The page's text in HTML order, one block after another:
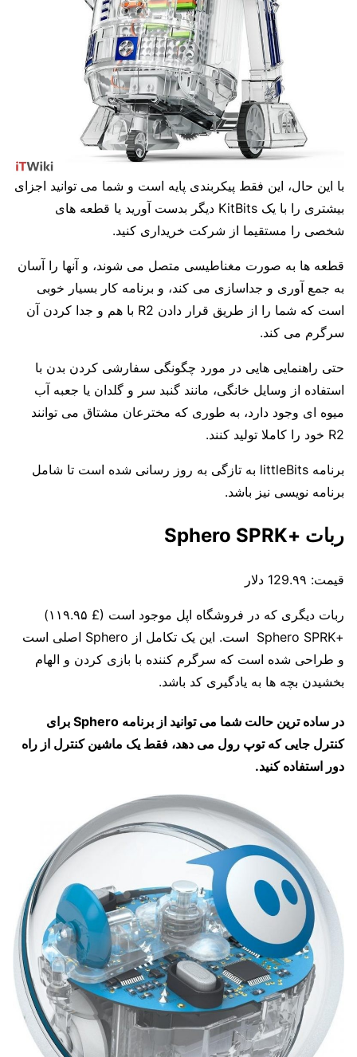
با این حال، این فقط پیکربندی پایه است و شما می توانید اجزای
بیشتری را با یک KitBits دیگر بدست آورید یا قطعه های
شخصی را مستقیما از شرکت خریداری کنید.
قطعه ها به صورت مغناطیسی متصل می شوند، و آنها را آسان
به جمع آوری و جداسازی می کند، و برنامه کار بسیار خوبی
است که شما را از طریق قرار دادن R2 با هم و جدا کردن آن
سرگرم می کند.
حتی راهنمایی هایی در مورد چگونگی سفارشی کردن بدن با
استفاده از وسایل خانگی، مانند گنبد سر و گلدان یا جعبه آب
میوه ای وجود دارد، به طوری که مخترعان مشتاق می توانند
R2 خود را کاملا تولید کنند.
برنامه littleBits به تازگی به روز رسانی شده است تا شامل
برنامه نویسی نیز باشد.
ربات +Sphero SPRK
قیمت:
ربات دیگری که در فروشگاه اپل موجود است (£ ۱۱۹.۹۵)
+
Sphero SPRK است. این یک تکامل از Sphero اصلی است
و طراحی شده است که سرگرم کننده با بازی کردن و الهام
بخشیدن بچه ها به یادگیری کد باشد.
در ساده ترین حالت شما می توانید از برنامه Sphero برای
کنترل جایی که توپ رول می دهد، فقط یک ماشین کنترل از راه
دور استفاده کنید.